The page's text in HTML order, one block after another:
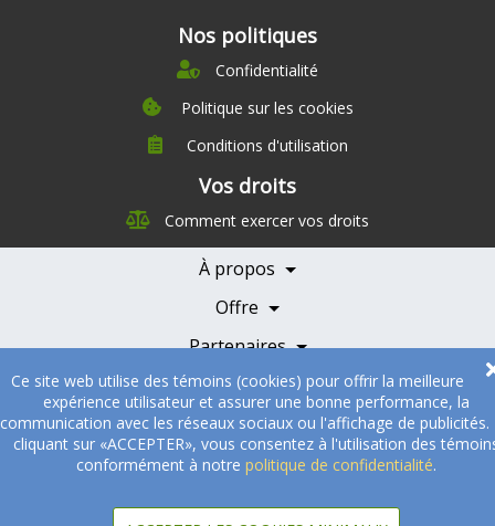
Ce site web utilise des témoins (cookies) pour offrir la meilleure
expérience utilisateur et assurer une bonne performance, la
communication avec les réseaux sociaux ou l'affichage de publicités.
cliquant sur «ACCEPTER», vous consentez à l'utilisation des
conformément à notre politique de confidentialité.
Nos politiques
Confidentialité
Politique sur les cookies
Conditions d'utilisation
Vos droits
Comment exercer vos droits
À propos
À propos
Nutrition
Offre
Témoignages
Partenaires
Nos partenaires
Devenir Partenaire
Professionnels de la santé
© 2005-2026Sukha Technologies Inc.SOS Cuisine. Tous droits
réservés.